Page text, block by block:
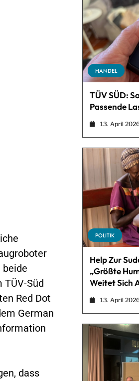
beide
Süd
Red Dot
German
dass
HANDEL
TÜV SÜD:
Passende
13. April
POLITIK
Help Zur
„Größte
Weitet Sich
13. April